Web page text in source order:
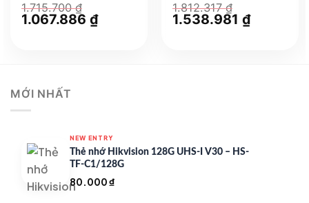
1.715.700₫
Giá
gốc
1.067.886 ₫Giá
hiện
1.812.317₫
Giá
gốc
1.538.981 ₫Giá
hiện
MỚI NHẤT
NEW ENTRY
Thẻ nhớ Hikvision 128G UHS-I V30 – HS-
TF-C1/128G
80.000₫